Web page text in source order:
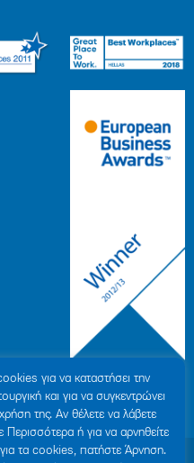
για να καταστήσει την
και για να συγκεντρώνει
της. Αν θέλετε να λάβετε
ή για να αρνηθείτε
τα cookies, πατήστε Άρνηση.